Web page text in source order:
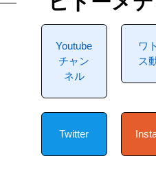
Youtube
チャン
ネル
ワ
ス
Twitter